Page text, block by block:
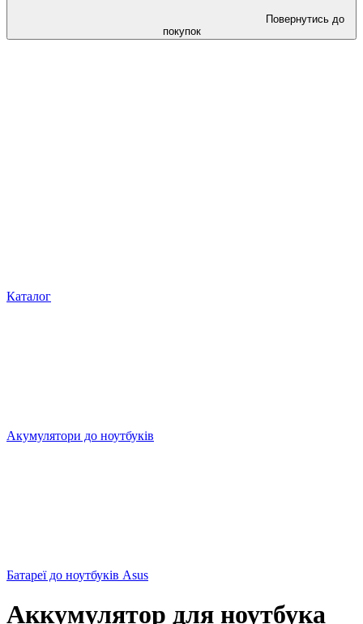
Повернутись до
покупок
Каталог
Акумулятори до ноутбуків
Батареї до ноутбуків Asus
Аккумулятор для ноутбука